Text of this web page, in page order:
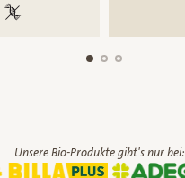
100 % gentechnikfrei
Unsere Bio-Produkte gibt's nur bei: